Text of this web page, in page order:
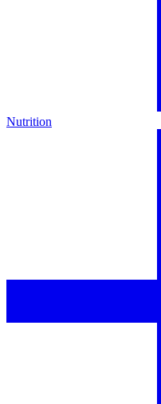
Nutrition